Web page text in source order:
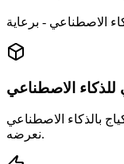
الاصطناعي
بالذكاء الاصطناعي
نعرضه.